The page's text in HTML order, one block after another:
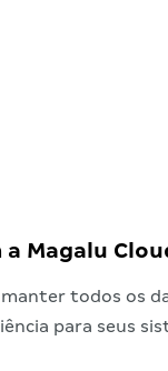
Magalu
todos os
para seus